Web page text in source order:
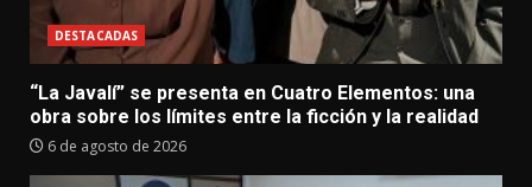
DESTACADAS
“La Javalí” se presenta en Cuatro Elementos: una
obra sobre los límites entre la ficción y la realidad
6 de agosto de 2026